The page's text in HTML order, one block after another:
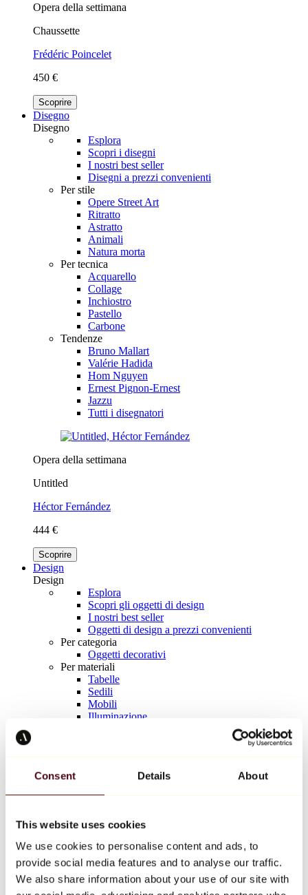
Consent Details About
This website uses cookies
We use cookies to personalise content and ads, to
provide social media features and to analyse our traffic.
We also share information about your use of our site with
Opera della settimana
Chaussette
Frédéric Poincelet
450 €
Scoprire
Disegno
Disegno
Esplora
Scopri i disegni
I nostri best seller
Disegni a prezzi convenienti
Per stile
Opere Street Art
Ritratto
Astratto
Animali
Natura morta
Per tecnica
Acquarello
Collage
Inchiostro
Pastello
Carbone
Tendenze
Bruno Mallart
Valérie Hadida
Hom Nguyen
Ernest Pignon-Ernest
Jazzu
Tutti i disegnatori
Opera della settimana
Untitled
Héctor Fernández
444 €
Scoprire
Design
Design
Esplora
Scopri gli oggetti di design
I nostri best seller
Oggetti di design a prezzi convenienti
Per categoria
Oggetti decorativi
Per materiali
Tabelle
Sedili
Mobili
Illuminazione
Keith Haring
Tutti i designer
Opera della settimana